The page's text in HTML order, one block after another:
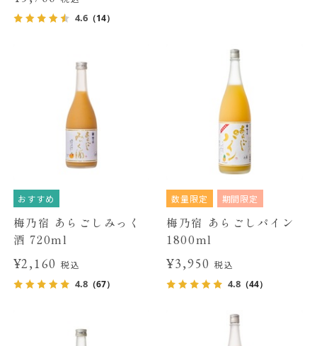
4.6（14）
おすすめ
梅乃宿 あらごしみっく
酒 720ml
¥2,160税込
4.8（67）
数量限定 期間限定
梅乃宿 あらごしパイン
1800ml
¥3,950 税込
4.8 （44）